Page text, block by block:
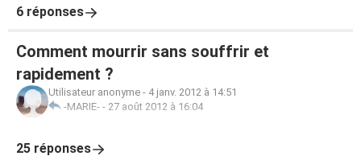
6 réponses
Comment mourrir sans souffrir et
rapidement ?
Utilisateur anonyme - 4 janv. 2012 à 14:51
-MARIE- - 27 août 2012 à 16:04
25 réponses